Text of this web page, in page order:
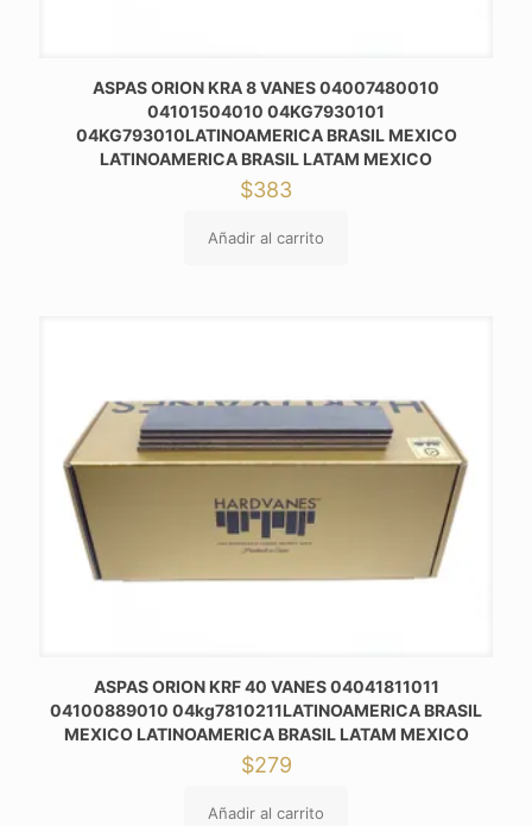
ASPAS ORION KRA 8 VANES 04007480010
04101504010 04KG7930101
04KG793010LATINOAMERICA BRASIL MEXICO
LATINOAMERICA BRASIL LATAM MEXICO
$383
Añadir al carrito
ASPAS ORION KRF 40 VANES 04041811011
04100889010 04kg7810211LATINOAMERICA BRASIL
MEXICO LATINOAMERICA BRASIL LATAM MEXICO
$279
Añadir al carrito